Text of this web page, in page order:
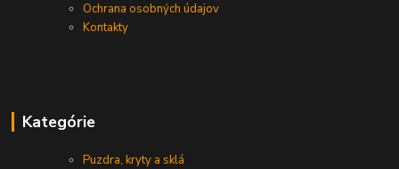
Ochrana osobných údajov
Kontakty
Kategórie
Puzdra, kryty a sklá